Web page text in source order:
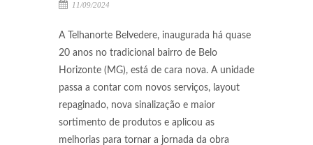
11/09/2024
A Telhanorte Belvedere, inaugurada há quase
20 anos no tradicional bairro de Belo
Horizonte (MG), está de cara nova. A unidade
passa a contar com novos serviços, layout
repaginado, nova sinalização e maior
sortimento de produtos e aplicou as
melhorias para tornar a jornada da obra